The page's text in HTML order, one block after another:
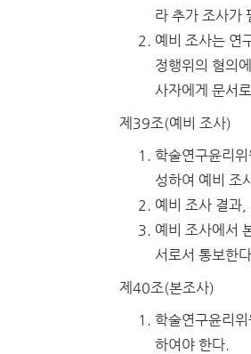
라 추가 조사가
예비 조사는 연
정행위의 혐의
사자에게 문서
제39조(예비 조사)
학술연구윤리
성하여 예비 조
예비 조사 결과
예비 조사에서
서로서 통보한
제40조(본조사)
학술연구윤리
하여야 한다.